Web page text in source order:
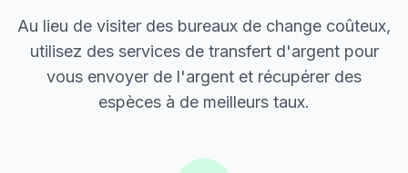
Au lieu de visiter des bureaux de change coûteux,
utilisez des services de transfert d'argent pour
vous envoyer de l'argent et récupérer des
espèces à de meilleurs taux.